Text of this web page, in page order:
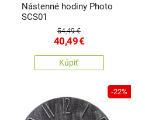
Nástenné hodiny Photo
SCS01
54,49 €
40,49€
Kúpiť
-22%